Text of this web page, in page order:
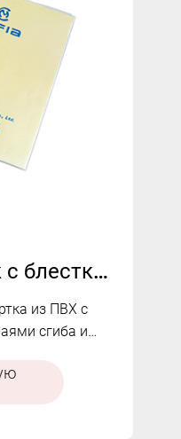
Прозрачная пиджак с блестками из ПВХ с блестящей отделкой MFB-023
из ПВХ с
сгиба и
рынков.